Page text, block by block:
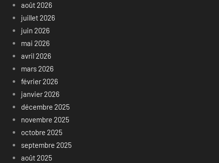
août 2026
juillet 2026
juin 2026
mai 2026
avril 2026
mars 2026
février 2026
janvier 2026
décembre 2025
novembre 2025
octobre 2025
septembre 2025
août 2025